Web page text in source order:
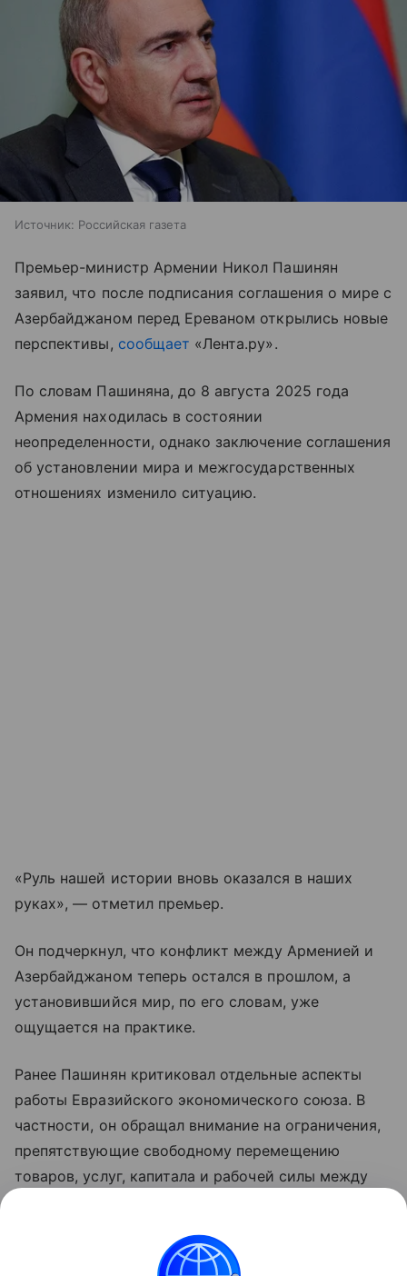
Источник: Российская газета
Премьер-министр Армении Никол Пашинян
заявил, что после подписания соглашения о мире с
Азербайджаном перед Ереваном открылись новые
перспективы, сообщает «Лента.ру».
По словам Пашиняна, до 8 августа 2025 года
Армения находилась в состоянии
неопределенности, однако заключение соглашения
об установлении мира и межгосударственных
отношениях изменило ситуацию.
«Руль нашей истории вновь оказался в наших
руках», — отметил премьер.
Он подчеркнул, что конфликт между Арменией и
Азербайджаном теперь остался в прошлом, а
установившийся мир, по его словам, уже
ощущается на практике.
Ранее Пашинян критиковал отдельные аспекты
работы Евразийского экономического союза. В
частности, он обращал внимание на ограничения,
препятствующие свободному перемещению
товаров, услуг, капитала и рабочей силы между
для бизнеса и эффективность интеграции.